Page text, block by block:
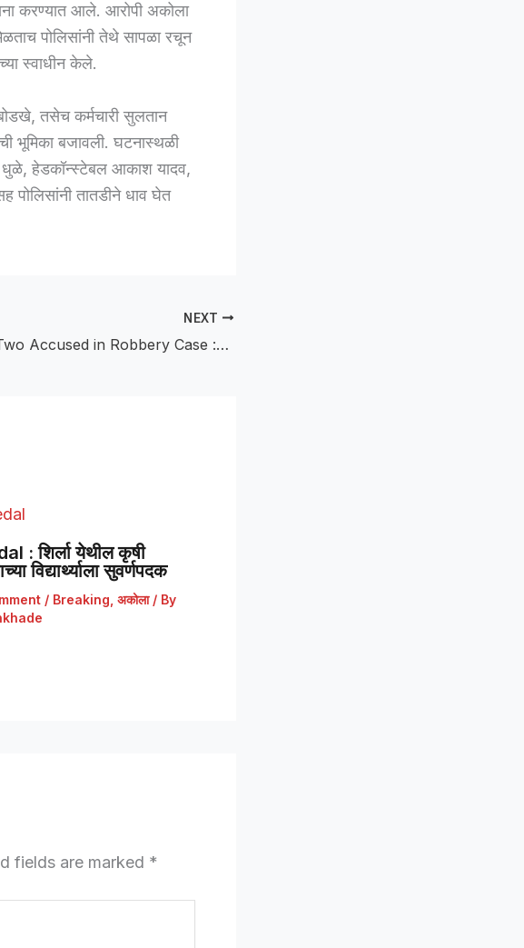
करण्यात आले. आरोपी अकोला
पोलिसांनी तेथे सापळा रचून
स्वाधीन केले.
तसेच कर्मचारी सुलतान
भूमिका बजावली. घटनास्थळी
धुळे, हेडकॉन्स्टेबल आकाश यादव,
पोलिसांनी तातडीने धाव घेत
NEXT
Two Accused in Robbery Case :जबरी चोरीतील दोन आरोपी गजाआड; रोख रक्कम,दुचाकीसह १.४७ लाखांचा एवज जप्त
: शिर्ला येथील कृषी
विद्यार्थ्याला सुवर्णपदक
/ Breaking अकोला/ By
fields are marked *